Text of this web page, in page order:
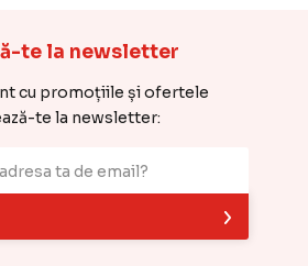
te la newsletter
cu promoțiile și ofertele
te la newsletter: